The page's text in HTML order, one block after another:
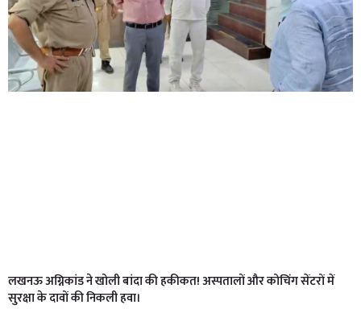
लखनऊ अग्निकांड ने खोली बांदा की हकीकत! अस्पतालों और कोचिंग सेंटरों में
सुरक्षा के दावों की निकली हवा।